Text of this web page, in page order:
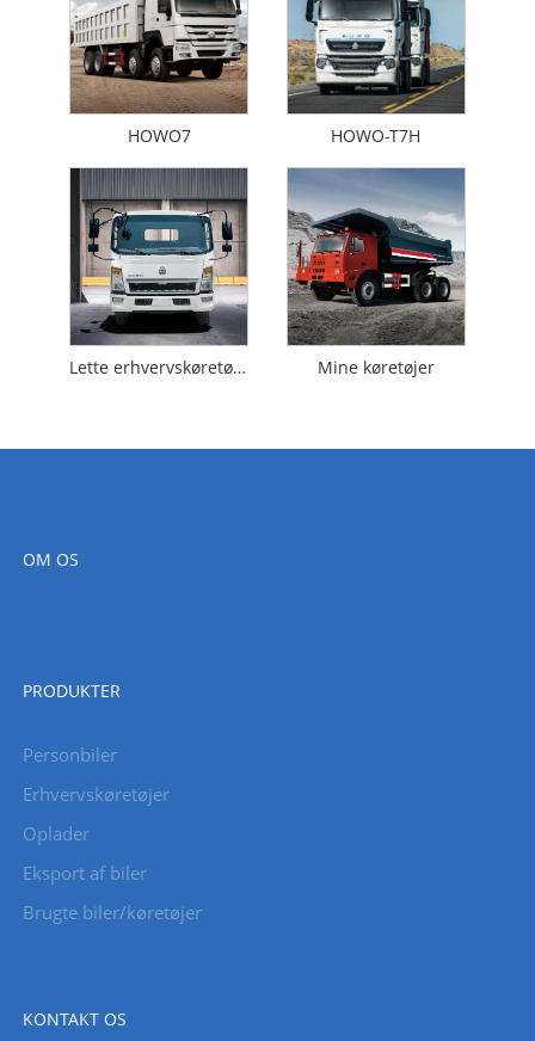
HOWO7 HOWO-T7H
Lette erhvervskøretøjer Mine køretøjer
OM OS
PRODUKTER
Personbiler
Erhvervskøretøjer
Oplader
Eksport af biler
Brugte biler/køretøjer
KONTAKT OS